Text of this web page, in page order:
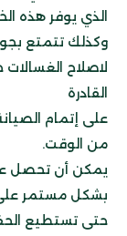
الذي يوفر هذه
وكذلك تتمتع
لاصلاح
القادرة
على إتمام
من الوقت.
يمكن أن تحصل
بشكل مستمر على
حتى تستطيع